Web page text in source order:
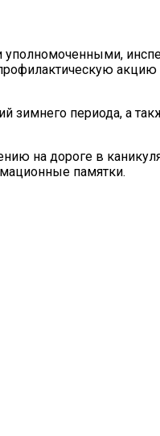
уполномоченными,
периода, а
на дороге в
памятки.